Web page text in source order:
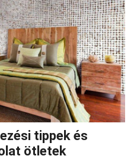
tippek és
ötletek